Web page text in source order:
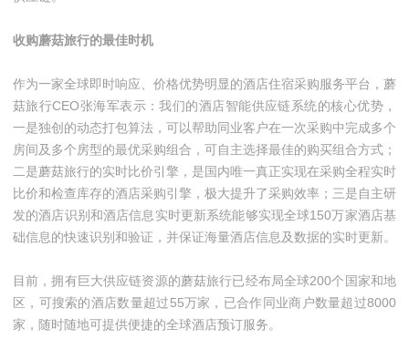
收购蘑菇旅行的最佳时机
作为一家全球即时响应、价格优势明显的酒店住宿采购服务平台，蘑
菇旅行CEO张海军表示：我们的酒店智能供应链系统的核心优势，
一是独创的动态打包算法，可以帮助同业客户在一次采购中完成多个
房间及多个房型的最优采购组合，可自主选择最佳的购买组合方式；
二是蘑菇旅行的实时比价引擎，是国内唯一真正实现在采购全程实时
比价和检查库存的酒店采购引擎，极大提升了采购效率；三是自主研
发的酒店识别和酒店信息实时更新系统能够实现全球150万家酒店基
础信息的快速识别和验证，并保证海量酒店信息及数据的实时更新。
目前，拥有巨大供应链资源的蘑菇旅行已经布局全球200个国家和地
区，可搜索的酒店数量超过55万家，已合作同业商户数量超过8000
家，随时随地可提供便捷的全球酒店预订服务。